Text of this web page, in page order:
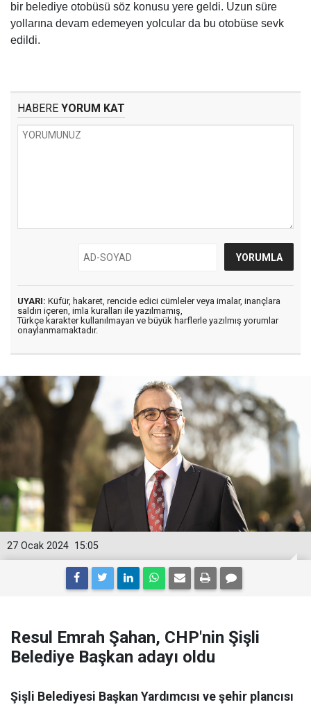
bir belediye otobüsü söz konusu yere geldi. Uzun süre
yollarına devam edemeyen yolcular da bu otobüse sevk
edildi.
HABERE YORUM KAT
UYARI: Küfür, hakaret, rencide edici cümleler veya imalar, inançlara
saldırı içeren, imla kuralları ile yazılmamış,
Türkçe karakter kullanılmayan ve büyük harflerle yazılmış yorumlar
onaylanmamaktadır.
15:05
27 Ocak 2024
Resul Emrah Şahan, CHP'nin Şişli
Belediye Başkan adayı oldu
Şişli Belediyesi Başkan Yardımcısı ve şehir plancısı